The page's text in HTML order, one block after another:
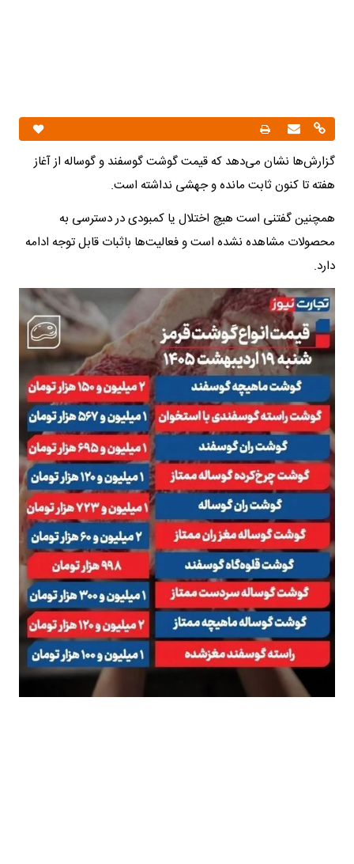
گزارش‌ها نشان می‌دهد که قیمت گوشت گوسفند و گوساله از آغاز
هفته تا کنون ثابت مانده و جهشی نداشته است.
همچنین گفتنی است هیچ اختلال یا کمبودی در دسترسی به
محصولات مشاهده نشده است و فعالیت‌ها باثبات قابل توجه ادامه
دارد.